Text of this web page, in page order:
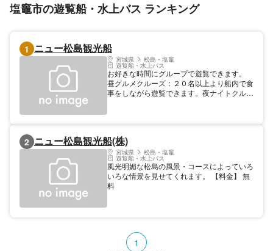
塩竈市の遊覧船・水上バス ランキング
1 ニュー松島観光船
宮城県 松島・塩竈
遊覧船・水上バス
お好きな時間にグループで遊覧できます。
昼グルメクルーズ：２０名以上より船内で食
事をしながら遊覧できます。夜ナイトクルー
2 ニュー松島観光船(株)
宮城県 松島・塩竈
遊覧船・水上バス
風光明媚な松島の風景・コースによっていろ
いろな情景を見せてくれます。 【料金】 無
料
1